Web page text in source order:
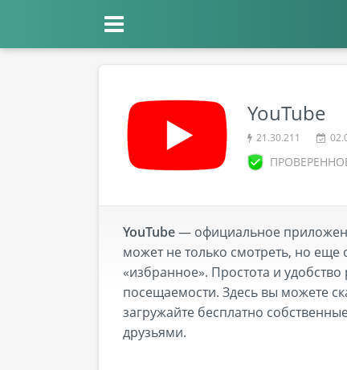
YouTube
21.30.211
YouTube— официальное
может не только смотреть, но еще
«избранное». Простота и
посещаемости. Здесь вы можете
загружайте бесплатно
друзьями.